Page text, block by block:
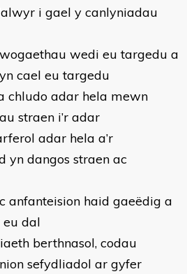
i gael y canlyniadau
wedi eu targedu a
cael eu targedu
chludo adar hela mewn
straen i’r adar
adar hela a’r
yn dangos straen ac
anfanteision haid gaeëdig a
dal
berthnasol, codau
sefydliadol ar gyfer